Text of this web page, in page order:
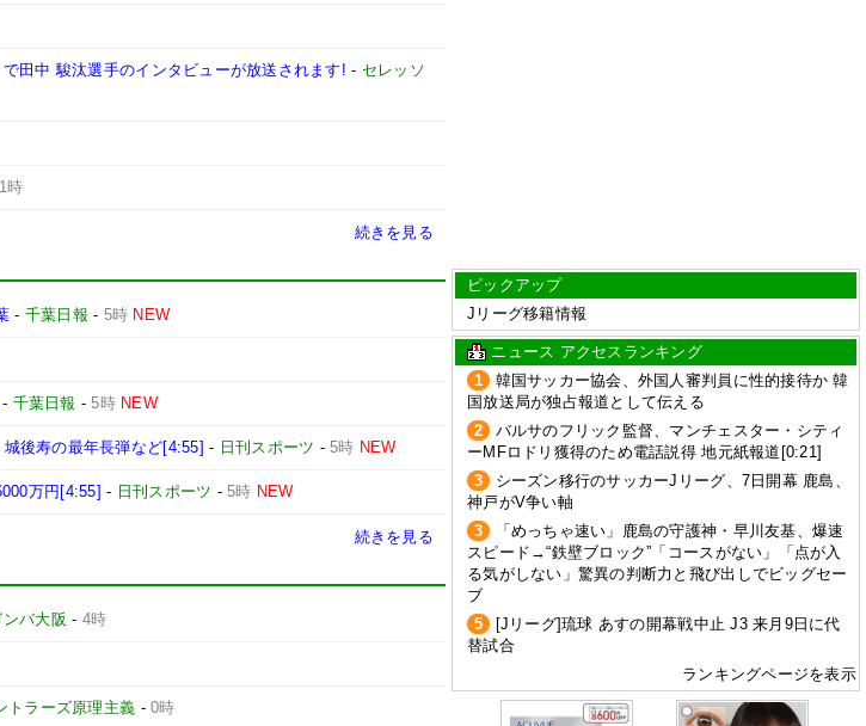
田中 駿汰選手のインタビューが放送されます! - セレッソ
時
続きを見る
- 千葉日報 - 5時 NEW
- 千葉日報 -5時 NEW
後寿の最年長弾など[4:55] - 日刊スポーツ -5時 NEW
万円[4:55] - 日刊スポーツ -5時 NEW
続きを見る
バ大阪 - 4時
トラーズ原理主義 -0時
ピックアップ
Jリーグ移籍情報
ニュース アクセスランキング
1
韓国サッカー協会、外国人審判員に性的接待か 韓
国放送局が独占報道として伝える
2
バルサのフリック監督、マンチェスター・シティ
ーMFロドリ獲得のため電話説得 地元紙報道[0:21]
3
シーズン移行のサッカーJリーグ、7日開幕 鹿島、
神戸がV争い軸
3
「めっちゃ速い」鹿島の守護神・早川友基、爆速
スピード→“鉄壁ブロック”「コースがない」「点が入
る気がしない」驚異の判断力と飛び出しでビッグセー
ブ
5
[Jリーグ]琉球 あすの開幕戦中止 J3 来月9日に代
替試合
ランキングページを表示